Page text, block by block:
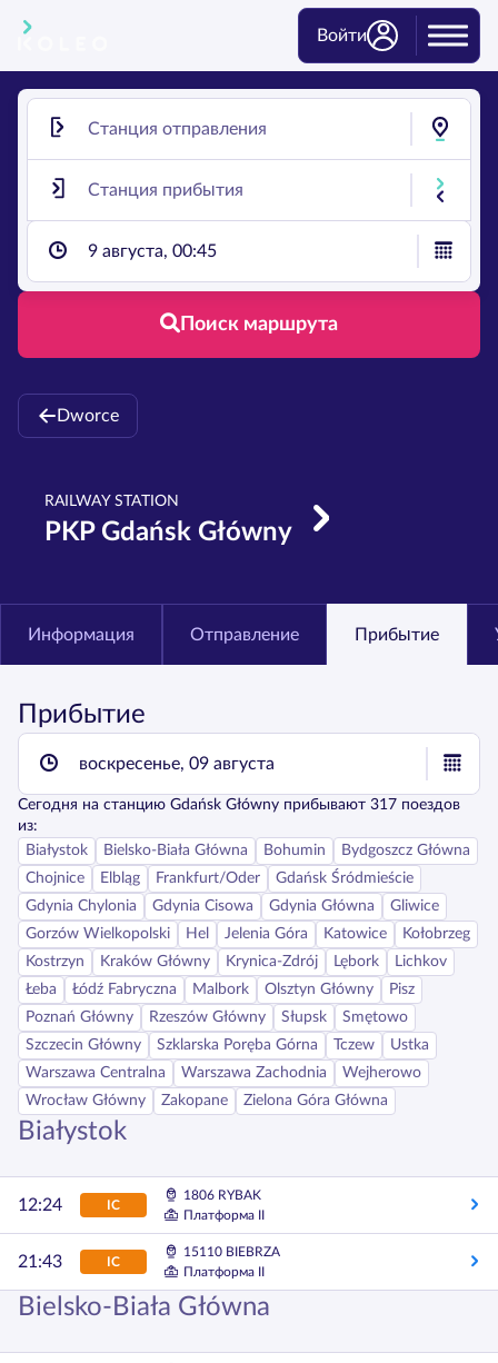
Войти
9 августа, 00:45
Поиск маршрута
Dworce
RAILWAY STATION
PKP Gdańsk Główny
Информация Отправление Прибытие
Прибытие
воскресенье, 09 августа
Сегодня на станцию Gdańsk Główny прибывают 317 поездов
из:
Białystok
Bielsko-Biała Główna Bohumin
Bydgoszcz Główna
Chojnice
Elbląg Frankfurt/Oder
Gdańsk Śródmieście
Gdynia Chylonia
Gdynia Cisowa Gdynia Główna
Gliwice
Gorzów Wielkopolski
Hel Jelenia Góra Katowice
Kołobrzeg
Kostrzyn
Kraków Główny Krynica-Zdrój Lębork
Lichkov
Łeba
Łódź Fabryczna Malbork Olsztyn Główny
Pisz
Poznań Główny
Rzeszów Główny Słupsk
Smętowo
Szczecin Główny
Szklarska Poręba Górna Tczew
Ustka
Warszawa Centralna
Warszawa Zachodnia
Wejherowo
Wrocław Główny
Zakopane Zielona Góra Główna
Białystok
12:24 IC
1806 RYBAK
Платформа II
21:43 IC
15110 BIEBRZA
Платформа II
Bielsko-Biała Główna